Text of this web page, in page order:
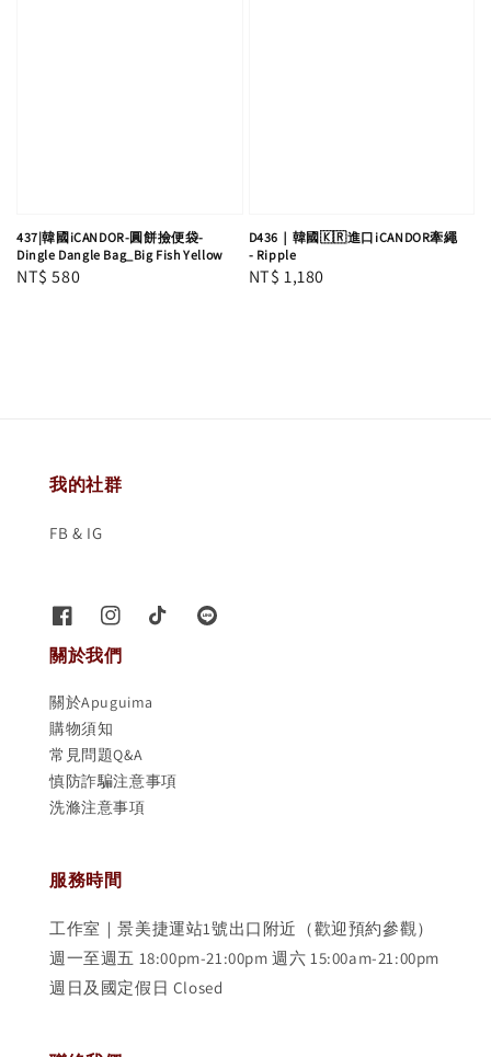
437|韓國iCANDOR-圓餅撿便袋-
Dingle Dangle Bag_Big Fish Yellow
Regular
NT$ 580
D436｜韓國🇰🇷進口iCANDOR牽繩
- Ripple
Regular
NT$ 1,180
我的社群
FB & IG
關於我們
關於Apuguima
購物須知
常見問題Q&A
慎防詐騙注意事項
洗滌注意事項
服務時間
工作室｜景美捷運站1號出口附近（歡迎預約參觀）
週一至週五 18:00pm-21:00pm 週六 15:00am-21:00pm
週日及國定假日 Closed